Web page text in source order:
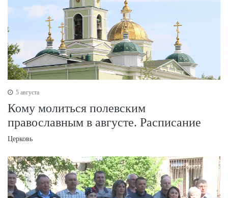
5 августа
Кому молиться полевским
православным в августе. Расписание
Церковь